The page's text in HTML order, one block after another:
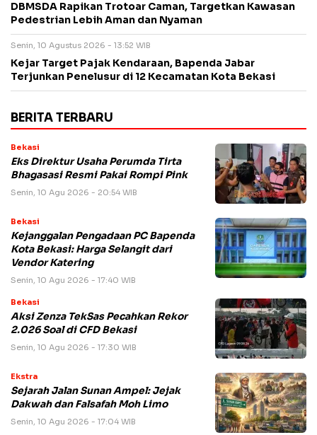
DBMSDA Rapikan Trotoar Caman, Targetkan Kawasan
Pedestrian Lebih Aman dan Nyaman
Senin, 10 Agustus 2026 - 13:52 WIB
Kejar Target Pajak Kendaraan, Bapenda Jabar
Terjunkan Penelusur di 12 Kecamatan Kota Bekasi
BERITA TERBARU
Bekasi
Eks Direktur Usaha Perumda Tirta
Bhagasasi Resmi Pakai Rompi Pink
Senin, 10 Agu 2026 - 20:54 WIB
Bekasi
Kejanggalan Pengadaan PC Bapenda
Kota Bekasi: Harga Selangit dari
Vendor Katering
Senin, 10 Agu 2026 - 17:40 WIB
Bekasi
Aksi Zenza TekSas Pecahkan Rekor
2.026 Soal di CFD Bekasi
Senin, 10 Agu 2026 - 17:30 WIB
Ekstra
Sejarah Jalan Sunan Ampel: Jejak
Dakwah dan Falsafah Moh Limo
Senin, 10 Agu 2026 - 17:04 WIB